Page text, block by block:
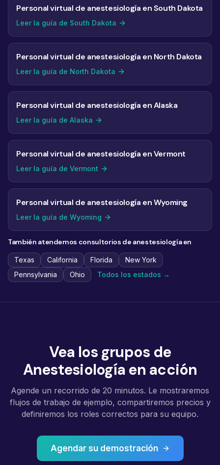
Personal virtual de anestesiología en South Dakota
Leer la guía de South Dakota
Personal virtual de anestesiología en North Dakota
Leer la guía de North Dakota
Personal virtual de anestesiología en Alaska
Leer la guía de Alaska
Personal virtual de anestesiología en Vermont
Leer la guía de Vermont
Personal virtual de anestesiología en Wyoming
Leer la guía de Wyoming
También atendemos consultorios de anestesiología en
Texas California Florida
New York
Pennsylvania
Ohio Todos los estados →
Vea los grupos de
Anestesiología en acción
Agende un recorrido de 20 minutos. Le mostraremos
flujos de trabajo de ejemplo, compartiremos precios y
definiremos los roles correctos para su equipo.
Agendar su demostración